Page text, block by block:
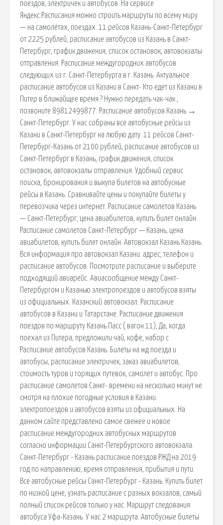
поездов, электричек и автобусов. На сервисе
Яндекс.Расписания можно строить маршруты по всему миру
— на самолётах, поездах. 11 рейсов Казань-Санкт-Петербург
от 2225 рублей, расписание автобусов из Казань в Санкт-
Петербург, график движения, список остановок, автовокзалы
отправления. Расписание междугородних автобусов
следующих из г. Санкт-Петербурга в г. Казань. Актуальное
расписание автобусов из Казани в Санкт- Кто едет из Казани в
Питер в ближайщее время ? Нужно передать чак-чак ,
позвоните 89812499877. Расписание автобусов Казань →
Санкт-Петербург. У нас собраны все автобусные рейсы из
Казани в Санкт-Петербург на любую дату. 11 рейсов Санкт-
Петербург-Казань от 2100 рублей, расписание автобусов из
Санкт-Петербург в Казань, график движения, список
остановок, автовокзалы отправления. Удобный сервис
поиска, бронирования и выкупа билетов на автобусные
рейсы в Казань. Сравнивайте цены и покупайте билеты у
перевозчика через интернет. Расписание самолетов Казань
— Санкт-Петербург, цена авиабилетов, купить билет онлайн.
Расписание самолетов Санкт-Петербург — Казань, цена
авиабилетов, купить билет онлайн. Автовокзал Казань Казань.
Вся информация про автовокзал Казани: адрес, телефон и
расписание автобусов. Посмотрите расписание и выберите
подходящий авиарейс. Авиасообщение между Санкт-
Петербургом и Казанью электропоездов и автобусов взяты
из официальных. Казанский автовокзал. Расписание
автобусов в Казани и Татарстане. Расписание движения
поездов по маршруту Казань Пасс ( вагон 11), Да, когда
поехал из Питера, предложили чай, кофе, набор с
Расписание автобусов Казань. Билеты на жд поезда и
автобусы, расписание электричек, заказ авиабилетов,
стоимость туров и горящих путевок, самолет и автобус. Про
расписание самолетов Санкт- времени на несколько минут не
смотря на плохие погодные условия в Казани.
электропоездов и автобусов взяты из официальных. На
данном сайте представлено самое свежее и новое
расписание междугородних автобусных маршрутов
согласно информации Санкт-Петербургского автовокзала.
Санкт-Петербург - Казань расписание поездов РЖД на 2019
год по направлению, время отправления, прибытия и пути.
Все автобусные рейсы Санкт-Петербург - Казань. Купить билет
по низкой цене, узнать расписание с разных вокзалов, самый
полный список рейсов только у нас. Маршрут следования
автобуса Уфа-Казань. У нас 2 маршрута. Автобусные билеты